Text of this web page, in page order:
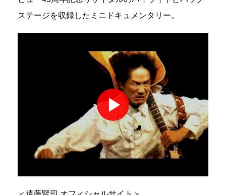
ステージを収録したミニドキュメンタリー。